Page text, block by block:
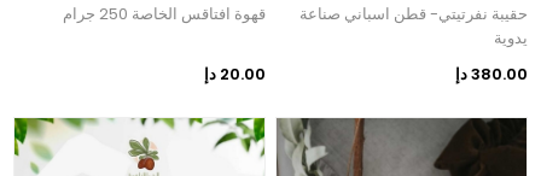
حقيبة نفرتيتي- قطن اسباني صناعة
يدوية
380.00 دإ
قهوة افتاقس الخاصة 250 جرام
20.00 دإ